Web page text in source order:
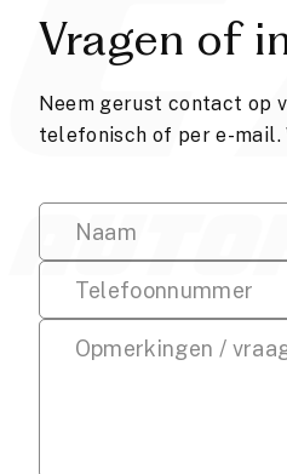
Vragen of
Neem gerust contact op
telefonisch of per e-mail.